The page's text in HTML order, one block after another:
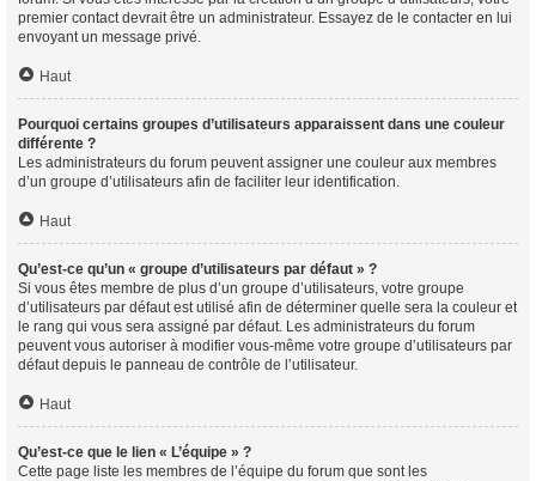
premier contact devrait être un administrateur. Essayez de le contacter en lui
envoyant un message privé.
Haut
Pourquoi certains groupes d’utilisateurs apparaissent dans une couleur
différente ?
Les administrateurs du forum peuvent assigner une couleur aux membres
d’un groupe d’utilisateurs afin de faciliter leur identification.
Haut
Qu’est-ce qu’un « groupe d’utilisateurs par défaut » ?
Si vous êtes membre de plus d’un groupe d’utilisateurs, votre groupe
d’utilisateurs par défaut est utilisé afin de déterminer quelle sera la couleur et
le rang qui vous sera assigné par défaut. Les administrateurs du forum
peuvent vous autoriser à modifier vous-même votre groupe d’utilisateurs par
défaut depuis le panneau de contrôle de l’utilisateur.
Haut
Qu’est-ce que le lien « L’équipe » ?
Cette page liste les membres de l’équipe du forum que sont les